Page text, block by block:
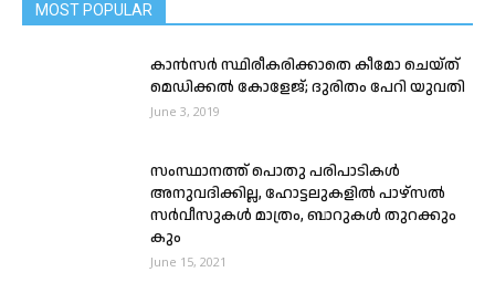
MOST POPULAR
കാൻസർ സ്ഥിരീകരിക്കാതെ കീമോ ചെയ്ത്
മെഡിക്കൽ കോളേജ്; ദുരിതം പേറി യുവതി
June 3, 2019
സംസ്ഥാനത്ത് പൊതു പരിപാടികൾ
അനുവദിക്കില്ല, ഹോട്ടലുകളിൽ പാഴ്സൽ
സർവീസുകൾ മാത്രം, ബാറുകൾ തുറക്കും
കും
June 15, 2021